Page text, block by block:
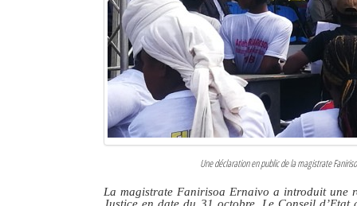
Une déclaration en public de la magistrate
La magistrate Fanirisoa Ernaivo a introduit une
Justice en date du 31 octobre. Le Conseil